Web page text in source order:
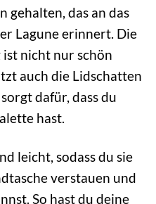
gehalten, das an das
Lagune erinnert. Die
nicht nur schön
auch die Lidschatten
dafür, dass du
hast.
leicht, sodass du sie
verstauen und
So hast du deine